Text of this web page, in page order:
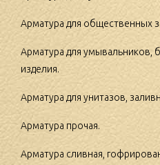
Арматура для общественных
Арматура для умывальников,
изделия.
Арматура для унитазов,
Арматура прочая.
Арматура сливная,